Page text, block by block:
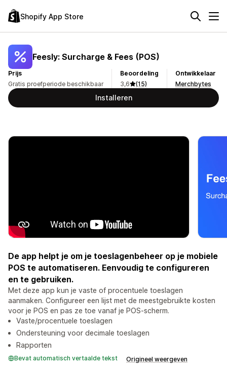
Shopify App Store
Feesly: Surcharge & Fees (POS)
Prijs
Gratis proefperiode beschikbaar
Beoordeling
3,6
(15)
Ontwikkelaar
Merchbytes
Installeren
De app helpt je om je toeslagenbeheer op je mobiele
POS te automatiseren. Eenvoudig te configureren
en te gebruiken.
Met deze app kun je vaste of procentuele toeslagen
aanmaken. Configureer een lijst met de meestgebruikte kosten
voor je POS en pas ze toe vanaf je POS-scherm.
Vaste/procentuele toeslagen
Ondersteuning voor decimale toeslagen
Rapporten
Bevat automatisch vertaalde tekst Origineel weergeven